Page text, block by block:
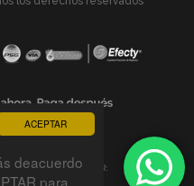
ACEPTAR
deacuerdo
para
DESARROLLADO POR: